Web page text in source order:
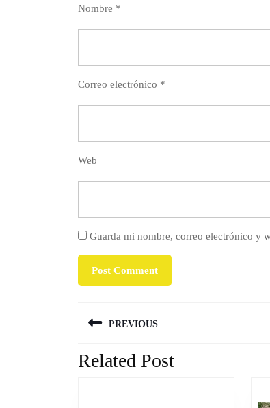
Nombre *
Correo electrónico *
Web
Guarda mi nombre, correo electrónico y
entradas
PREVIOUS
Previous
Related Post